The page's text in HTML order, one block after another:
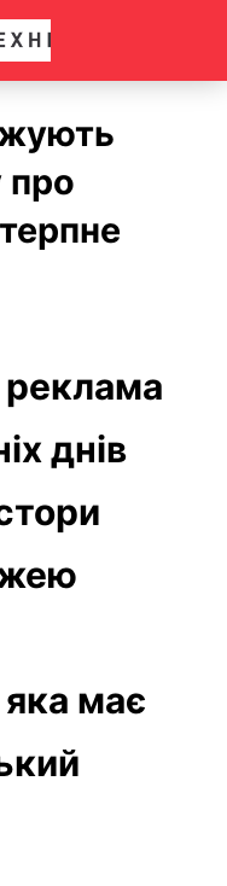
про
реклама
днів
має